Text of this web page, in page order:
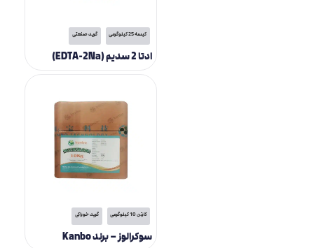
کیسه 25 کیلوگرمی گرید صنعتی
ادتا 2 سدیم (EDTA-2Na)
کارتن 10 کیلوگرمی گرید خوراکی
سوکرالوز – برند Kanbo